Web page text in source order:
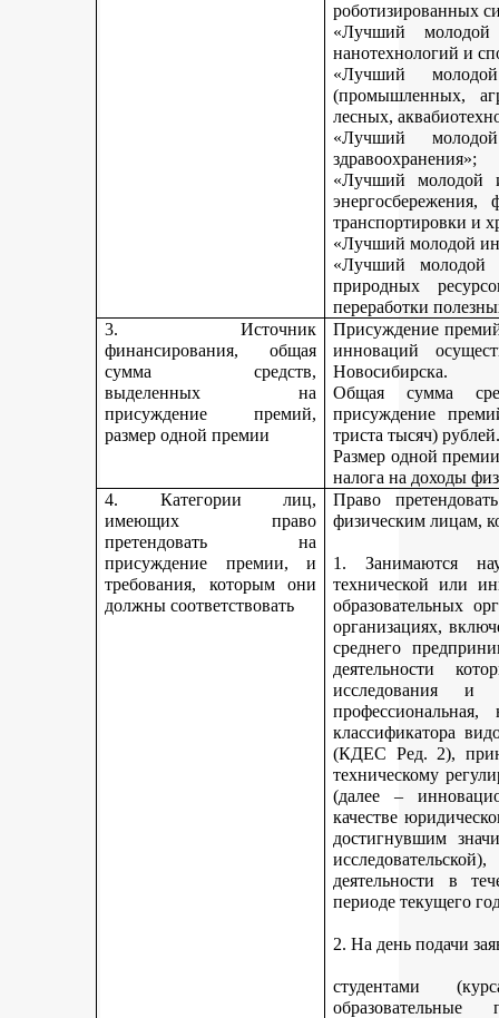
роботизированных
«Лучший
нанотехнологий и
«Лучший
(промышленных,
лесных,
«Лучший
здравоохранения»;
«Лучший молодой
транспортировки и
«Лучший молодой
«Лучший молодой
природных
переработки
3. Источник
финансирования, общая
сумма средств,
выделенных на
присуждение премий,
размер одной премии
Присуждение
инноваций
Новосибирска.
Общая сумма
присуждение
триста тысяч)
Размер одной
налога на доходы
4. Категории лиц,
имеющих право
претендовать на
присуждение премии, и
требования, которым они
должны соответствовать
Право
физическим лицам,
1. Занимаются
технической или
образовательных
организациях,
среднего
деятельности
исследования и
классификатора
(КДЕС Ред. 2),
техническому
(далее –
качестве
достигнувшим
деятельности в
периоде текущего
2. На день подачи
студентами
образовательные